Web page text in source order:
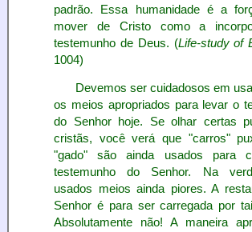
padrão. Essa humanidade é a
mover de Cristo como a
testemunho de Deus. (Life-study of
1004)
Devemos ser cuidadosos em
os meios apropriados para levar o
do Senhor hoje. Se olhar certas
cristãs, você verá que "carros"
"gado" são ainda usados para
testemunho do Senhor. Na
usados meios ainda piores. A
Senhor é para ser carregada por
Absolutamente não! A maneira